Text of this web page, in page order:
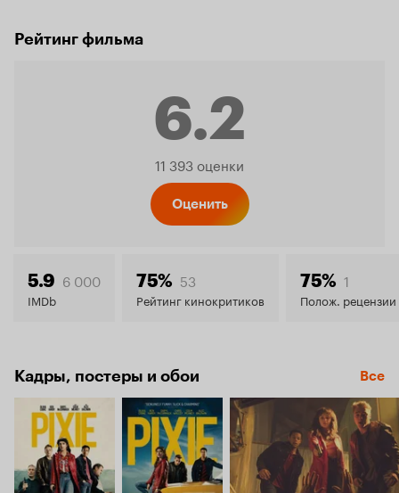
Рейтинг фильма
6.2
Рейтинг
6.2
11 393 оценки
Оценить
5.9 6 000
IMDb
75% 53
Рейтинг кинокритиков
75% 1
Полож. рецензии
Кадры, постеры и обои Все